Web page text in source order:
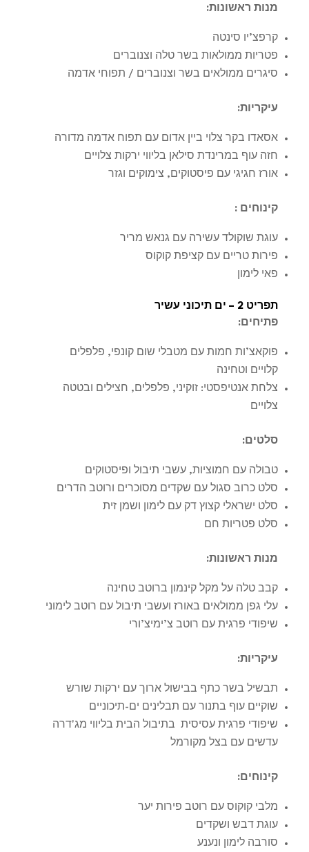
מנות ראשונות:
קרפצ’יו סינטה
פטריות ממולאות בשר טלה וצנוברים
סיגרים ממולאים בשר וצנוברים / תפוחי אדמה
עיקריות:
אסאדו בקר צלוי ביין אדום עם תפוח אדמה מדורה
חזה עוף במרינדת סילאן בליווי ירקות צלויים
אורז חגיגי עם פיסטוקים, צימוקים וגזר
קינוחים :
עוגת שוקולד עשירה עם גנאש מריר
פירות טריים עם קציפת קוקוס
פאי לימון
תפריט 2 – ים תיכוני עשיר
פתיחים:
פוקאצ’ות חמות עם מטבלי שום קונפי, פלפלים
קלויים וטחינה
צלחת אנטיפסטי: זוקיני, פלפלים, חצילים ובטטה
צלויים
סלטים:
טבולה עם חמוציות, עשבי תיבול ופיסטוקים
סלט כרוב סגול עם שקדים מסוכרים ורוטב הדרים
סלט ישראלי קצוץ דק עם לימון ושמן זית
סלט פטריות חם
מנות ראשונות:
קבב טלה על מקל קינמון ברוטב טחינה
עלי גפן ממולאים באורז ועשבי תיבול עם רוטב לימוני
שיפודי פרגית עם רוטב צ’ימיצ’ורי
עיקריות:
תבשיל בשר כתף בבישול ארוך עם ירקות שורש
שוקיים עוף בתנור עם תבלינים ים-תיכוניים
שיפודי פרגית עסיסית בתיבול הבית בליווי מג'דרה
עדשים עם בצל מקורמל
קינוחים:
מלבי קוקוס עם רוטב פירות יער
עוגת דבש ושקדים
סורבה לימון ונענע